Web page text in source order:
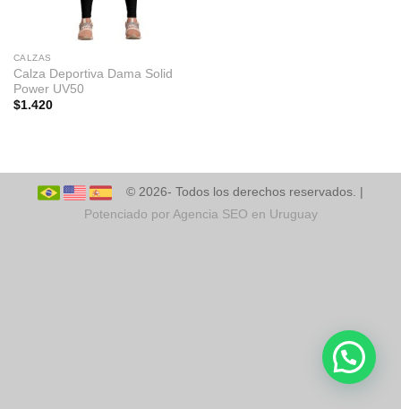
CALZAS
Calza Deportiva Dama Solid
Power UV50
$1.420
© 2026- Todos los derechos reservados. |
Potenciado por Agencia SEO en Uruguay